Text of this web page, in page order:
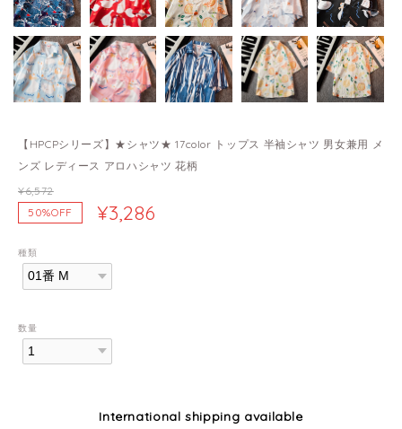
【HPCPシリーズ】★シャツ★ 17color トップス 半袖シャツ 男女兼用 メ
ンズ レディース アロハシャツ 花柄
¥6,572
50%OFF
¥3,286
種類
数量
International shipping available